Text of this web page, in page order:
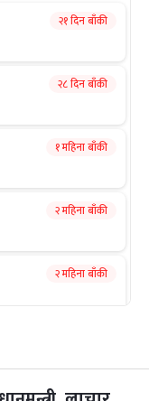
२१ दिन बाँकी
२८ दिन बाँकी
१ महिना बाँकी
२ महिना बाँकी
२ महिना बाँकी